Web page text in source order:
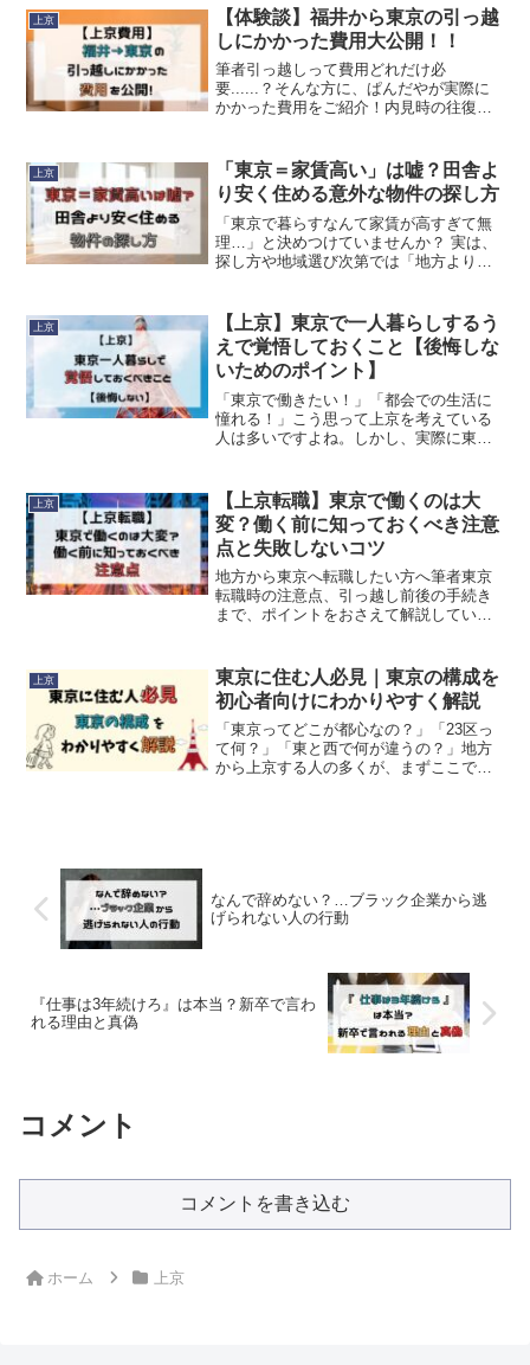
本記事では、上京を考えている方向け
に、タイミング選びのポインReed
More...
上京
【体験談】福井から東京の引っ越
しにかかった費用大公開！！
筆者引っ越しって費用どれだけ必
要......？そんな方に、ぱんだやが実際に
かかった費用をご紹介！内見時の往復費
ていきますのでぜひご参考にしてくださ
い。✔ この記事で解決Reed More...
上京
「東京＝家賃高い」は嘘？田舎よ
り安く住める意外な物件の探し方
「東京で暮らすなんて家賃が高すぎて無
理…」と決めつけていませんか？ 実は、
探し方や地域選び次第では「地方より安
な東京で、意外なお得物件を見つける具
体的な方法と地域名を紹Reed More...
上京
【上京】東京で一人暮らしするう
えで覚悟しておくこと【後悔しな
いためのポイント】
「東京で働きたい！」「都会での生活に
憧れる！」こう思って上京を考えている
人は多いですよね。しかし、実際に東京
上京する前に覚悟しておくべき3つのポイ
ントを詳しく解説しますReed More...
上京
【上京転職】東京で働くのは大
変？働く前に知っておくべき注意
点と失敗しないコツ
地方から東京へ転職したい方へ筆者東京
転職時の注意点、引っ越し前後の手続き
まで、ポイントをおさえて解説していき
ら東京への転職を考えるにあたって、採
用担当者から「なぜ地元やReed More...
上京
東京に住む人必見｜東京の構成を
初心者向けにわかりやすく解説
「東京ってどこが都心なの？」「23区っ
て何？」「東と西で何が違うの？」地方
から上京する人の多くが、まずここでつ
なんで辞めない？…ブラック企業から逃
げられない人の行動
『仕事は3年続けろ』は本当？新卒で言わ
れる理由と真偽
コメント
コメントを書き込む
ホーム 上京